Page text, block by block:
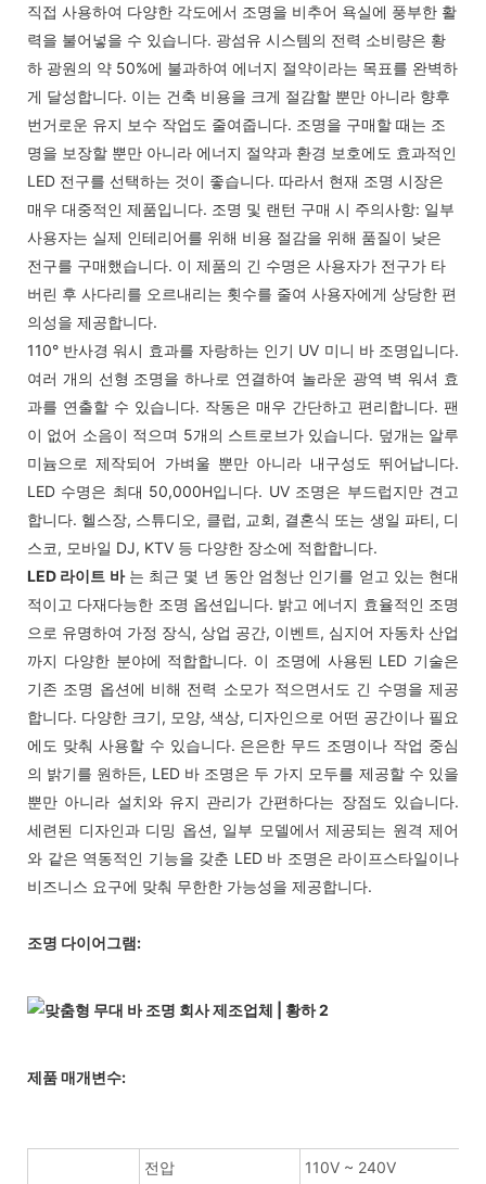
직접 사용하여 다양한 각도에서 조명을 비추어 욕실에 풍부한 활
력을 불어넣을 수 있습니다. 광섬유 시스템의 전력 소비량은 황
하 광원의 약 50%에 불과하여 에너지 절약이라는 목표를 완벽하
게 달성합니다. 이는 건축 비용을 크게 절감할 뿐만 아니라 향후
번거로운 유지 보수 작업도 줄여줍니다. 조명을 구매할 때는 조
명을 보장할 뿐만 아니라 에너지 절약과 환경 보호에도 효과적인
LED 전구를 선택하는 것이 좋습니다. 따라서 현재 조명 시장은
매우 대중적인 제품입니다. 조명 및 랜턴 구매 시 주의사항: 일부
사용자는 실제 인테리어를 위해 비용 절감을 위해 품질이 낮은
전구를 구매했습니다. 이 제품의 긴 수명은 사용자가 전구가 타
버린 후 사다리를 오르내리는 횟수를 줄여 사용자에게 상당한 편
의성을 제공합니다.
110° 반사경 워시 효과를 자랑하는 인기 UV 미니 바 조명입니다.
여러 개의 선형 조명을 하나로 연결하여 놀라운 광역 벽 워셔 효
과를 연출할 수 있습니다. 작동은 매우 간단하고 편리합니다. 팬
이 없어 소음이 적으며 5개의 스트로브가 있습니다. 덮개는 알루
미늄으로 제작되어 가벼울 뿐만 아니라 내구성도 뛰어납니다.
LED 수명은 최대 50,000H입니다. UV 조명은 부드럽지만 견고
합니다. 헬스장, 스튜디오, 클럽, 교회, 결혼식 또는 생일 파티, 디
스코, 모바일 DJ, KTV 등 다양한 장소에 적합합니다.
LED 라이트 바는 최근 몇 년 동안 엄청난 인기를 얻고 있는 현대
적이고 다재다능한 조명 옵션입니다. 밝고 에너지 효율적인 조명
으로 유명하여 가정 장식, 상업 공간, 이벤트, 심지어 자동차 산업
까지 다양한 분야에 적합합니다. 이 조명에 사용된 LED 기술은
기존 조명 옵션에 비해 전력 소모가 적으면서도 긴 수명을 제공
합니다. 다양한 크기, 모양, 색상, 디자인으로 어떤 공간이나 필요
에도 맞춰 사용할 수 있습니다. 은은한 무드 조명이나 작업 중심
의 밝기를 원하든, LED 바 조명은 두 가지 모두를 제공할 수 있을
뿐만 아니라 설치와 유지 관리가 간편하다는 장점도 있습니다.
세련된 디자인과 디밍 옵션, 일부 모델에서 제공되는 원격 제어
와 같은 역동적인 기능을 갖춘 LED 바 조명은 라이프스타일이나
비즈니스 요구에 맞춰 무한한 가능성을 제공합니다.
조명 다이어그램:
제품 매개변수:
전압 110V ~ 240V